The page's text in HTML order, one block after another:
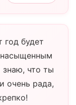
год будет
что ты
очень рада,